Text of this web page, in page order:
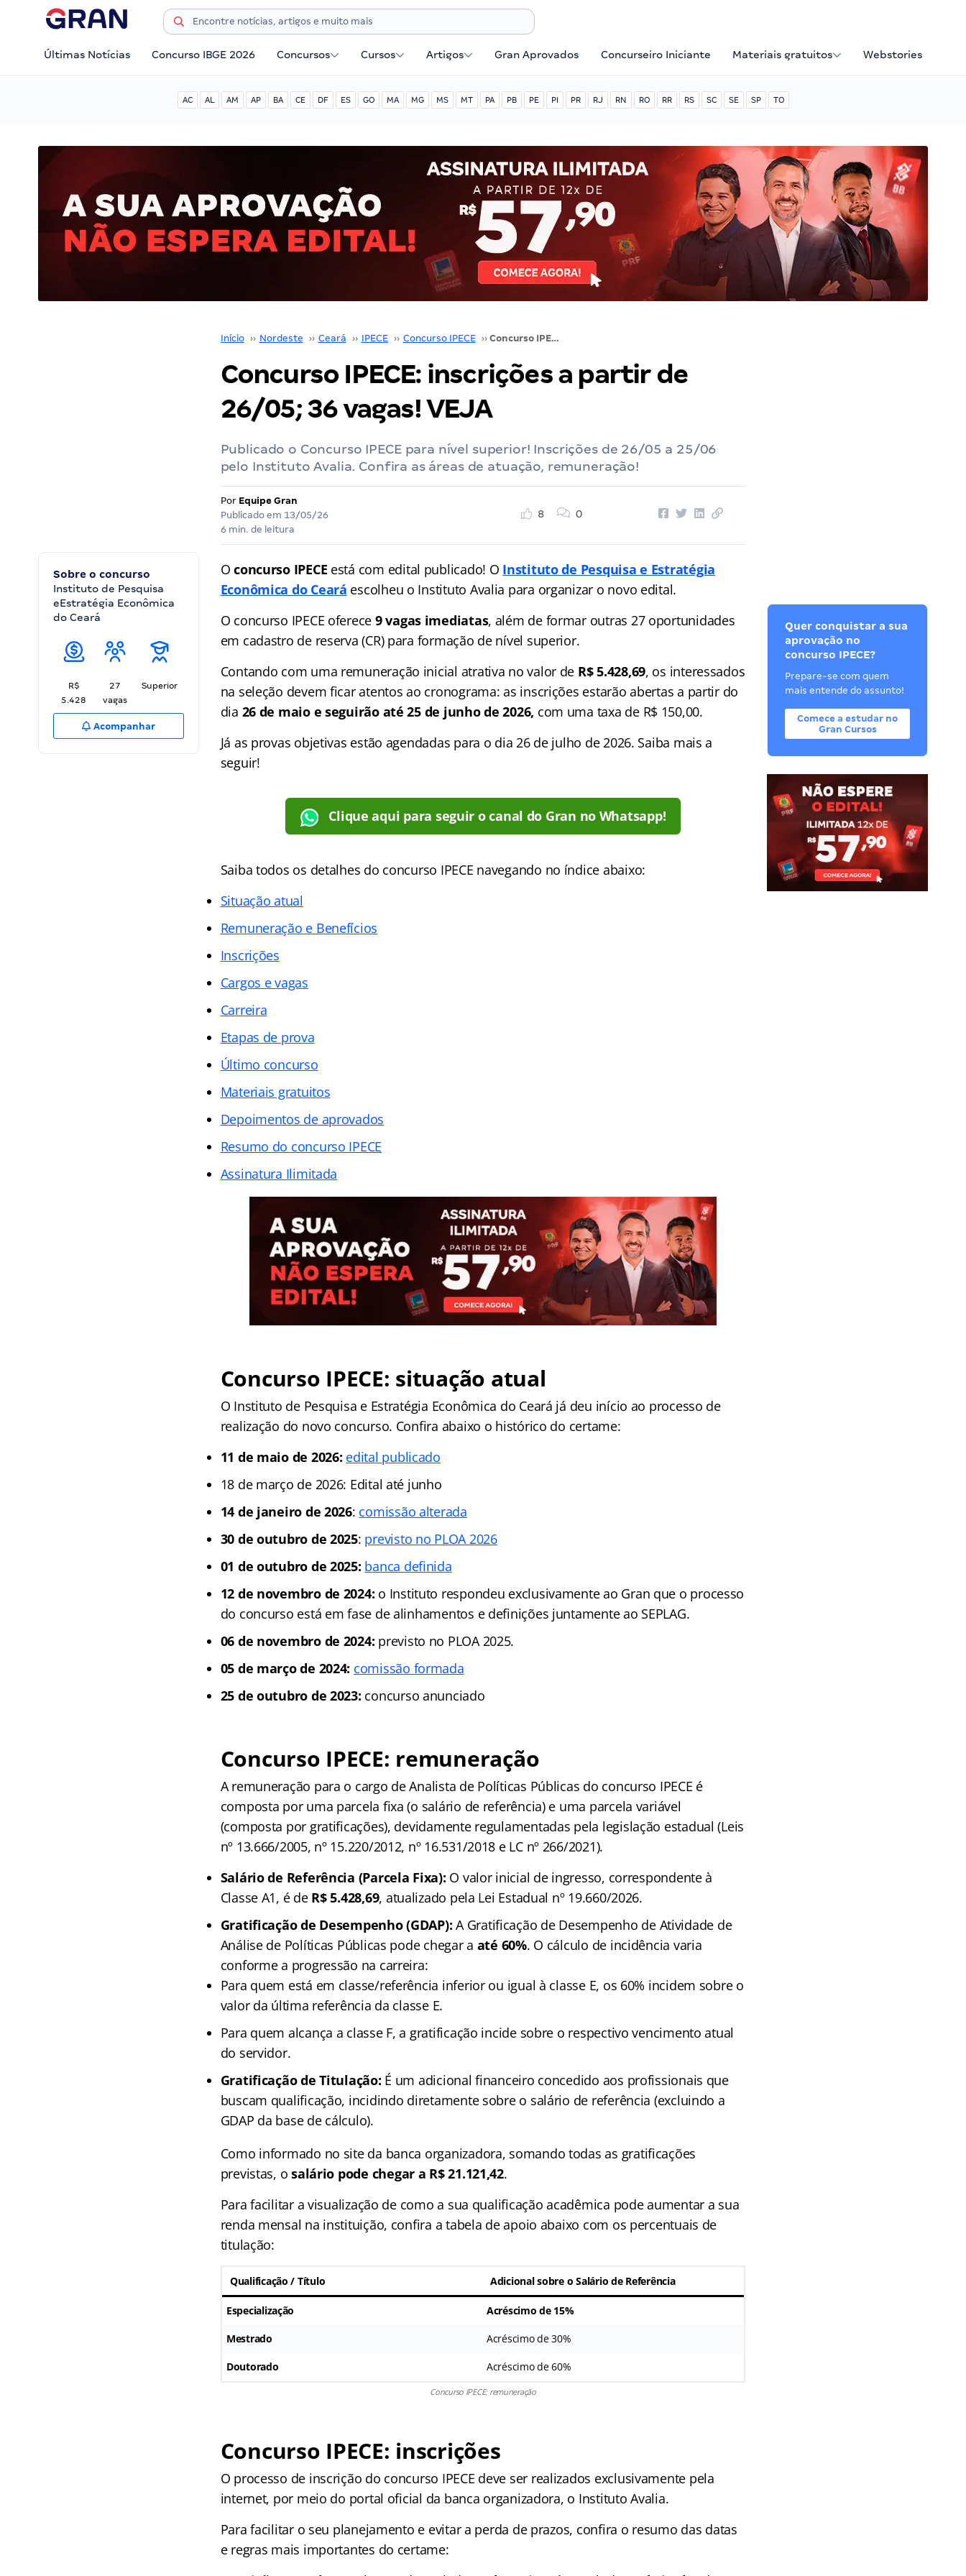
Últimas Notícias Concurso IBGE 2026 Concursos Cursos Artigos Gran Aprovados Concurseiro Iniciante Materiais gratuitos Webstories
AC AL AM AP BA CE DF ES GO MA MG MS MT PA PB PE PI PR RJ RN RO RR RS SC SE SP TO
Início ›› Nordeste ›› Ceará ›› IPECE ›› Concurso IPECE ›› Concurso IPECE: inscrições a partir de 26/05; 36 vagas! VEJA
Concurso IPECE: inscrições a partir de
26/05; 36 vagas! VEJA
Publicado o Concurso IPECE para nível superior! Inscrições de 26/05 a 25/06
pelo Instituto Avalia. Confira as áreas de atuação, remuneração!
Por Equipe Gran
Publicado em 13/05/26
6 min. de leitura
8 0
Sobre o concurso
Instituto de Pesquisa
eEstratégia Econômica
do Ceará
R$
5.428
27
vagas
Superior
Acompanhar
Oconcurso IPECE está com edital publicado! O Instituto de Pesquisa e Estratégia
Econômica do Ceará escolheu o Instituto Avalia para organizar o novo edital.
O concurso IPECE oferece 9 vagas imediatas, além de formar outras 27 oportunidades
em cadastro de reserva (CR) para formação de nível superior.
Contando com uma remuneração inicial atrativa no valor de R$ 5.428,69, os interessados
na seleção devem ficar atentos ao cronograma: as inscrições estarão abertas a partir do
dia 26 de maio e seguirão até 25 de junho de 2026, com uma taxa de R$ 150,00.
Já as provas objetivas estão agendadas para o dia 26 de julho de 2026. Saiba mais a
seguir!
Clique aqui para seguir o canal do Gran no Whatsapp!
Saiba todos os detalhes do concurso IPECE navegando no índice abaixo:
Situação atual
Remuneração e Benefícios
Inscrições
Cargos e vagas
Carreira
Etapas de prova
Último concurso
Materiais gratuitos
Depoimentos de aprovados
Resumo do concurso IPECE
Assinatura Ilimitada
Concurso IPECE: situação atual
O Instituto de Pesquisa e Estratégia Econômica do Ceará já deu início ao processo de
realização do novo concurso. Confira abaixo o histórico do certame:
11 de maio de 2026: edital publicado
18 de março de 2026: Edital até junho
14 de janeiro de 2026: comissão alterada
30 de outubro de 2025: previsto no PLOA 2026
01 de outubro de 2025: banca definida
12 de novembro de 2024: o Instituto respondeu exclusivamente ao Gran que o processo
do concurso está em fase de alinhamentos e definições juntamente ao SEPLAG.
06 de novembro de 2024: previsto no PLOA 2025.
05 de março de 2024: comissão formada
25 de outubro de 2023: concurso anunciado
Concurso IPECE: remuneração
A remuneração para o cargo de Analista de Políticas Públicas do concurso IPECE é
composta por uma parcela fixa (o salário de referência) e uma parcela variável
(composta por gratificações), devidamente regulamentadas pela legislação estadual (Leis
nº 13.666/2005, nº 15.220/2012, nº 16.531/2018 e LC nº 266/2021).
Salário de Referência (Parcela Fixa): O valor inicial de ingresso, correspondente à
Classe A1, é de R$ 5.428,69, atualizado pela Lei Estadual nº 19.660/2026.
Gratificação de Desempenho (GDAP): A Gratificação de Desempenho de Atividade de
Análise de Políticas Públicas pode chegar a até 60%. O cálculo de incidência varia
conforme a progressão na carreira:
Para quem está em classe/referência inferior ou igual à classe E, os 60% incidem sobre o
valor da última referência da classe E.
Para quem alcança a classe F, a gratificação incide sobre o respectivo vencimento atual
do servidor.
Gratificação de Titulação: É um adicional financeiro concedido aos profissionais que
buscam qualificação, incidindo diretamente sobre o salário de referência (excluindo a
GDAP da base de cálculo).
Como informado no site da banca organizadora, somando todas as gratificações
previstas, osalário pode chegar a R$ 21.121,42.
Para facilitar a visualização de como a sua qualificação acadêmica pode aumentar a sua
renda mensal na instituição, confira a tabela de apoio abaixo com os percentuais de
titulação:
Qualificação / Título Adicional sobre o Salário de Referência
Especialização Acréscimo de 15%
Mestrado Acréscimo de 30%
Doutorado Acréscimo de 60%
Concurso IPECE: remuneração
Concurso IPECE: inscrições
O processo de inscrição do concurso IPECE deve ser realizados exclusivamente pela
internet, por meio do portal oficial da banca organizadora, o Instituto Avalia.
Para facilitar o seu planejamento e evitar a perda de prazos, confira o resumo das datas
e regras mais importantes do certame:
Quer conquistar a sua
aprovação no
concurso IPECE?
Prepare-se com quem
mais entende do assunto!
Comece a estudar no
Gran Cursos